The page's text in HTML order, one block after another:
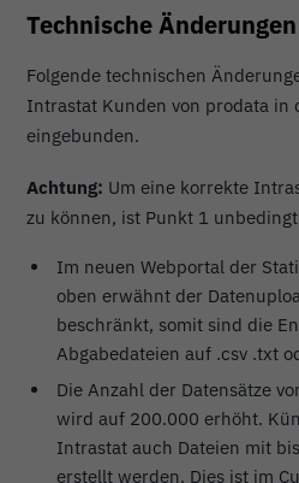
Technische Änderungen
Folgende technischen
Intrastat Kunden von prodata in
eingebunden.
Achtung: Um eine korrekte
zu können, ist Punkt 1
Im neuen Webportal der
oben erwähnt der
beschränkt, somit sind die
Abgabedateien auf .csv .txt
Die Anzahl der Datensätze
wird auf 200.000 erhöht.
Intrastat auch Dateien mit
erstellt werden. Dies ist im